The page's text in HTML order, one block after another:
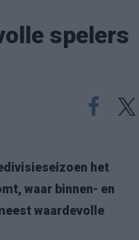
spelers
het
waar binnen- en
waardevolle